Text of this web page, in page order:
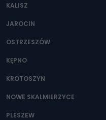
Można to zrobić pod
KALISZ
JAROCIN
OSTRZESZÓW
KĘPNO
KROTOSZYN
NOWE SKALMIERZYCE
PLESZEW